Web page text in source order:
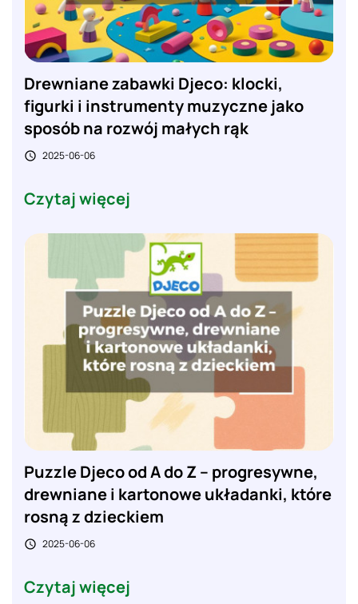
Drewniane zabawki Djeco: klocki,
figurki i instrumenty muzyczne jako
sposób na rozwój małych rąk
 2025-06-06
Czytaj więcej
Puzzle Djeco od A do Z – progresywne,
drewniane i kartonowe układanki, które
rosną z dzieckiem
 2025-06-06
Czytaj więcej